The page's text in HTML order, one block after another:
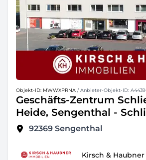
Objekt-ID: MWWXPRNA / Anbieter-Objekt-ID:
Geschäfts-Zentrum
Heide, Sengenthal -
92369 Sengenthal
Kirsch & Haubner